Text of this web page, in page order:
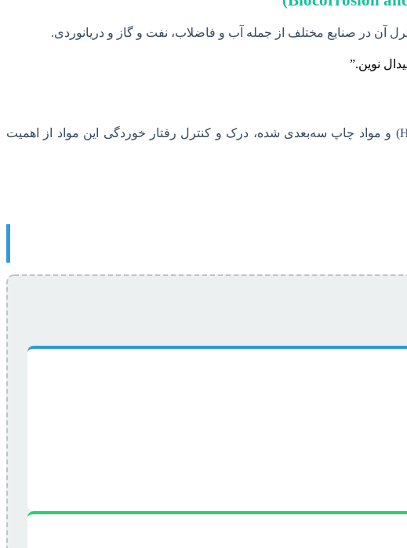
آن در صنایع مختلف از جمله آب و فاضلاب، نفت و گاز و دریانوردی.
نوین.”
با گسترش استفاده از مواد پیشرفته نظیر کامپوزیت‌های با زمینه پلیمری یا فلزی، آلیاژهای با آنتروپی بالا (High-Entropy Alloys) و مواد چاپ سه‌بعدی شده، درک و کنترل رفتار خوردگی این مواد از اهمیت